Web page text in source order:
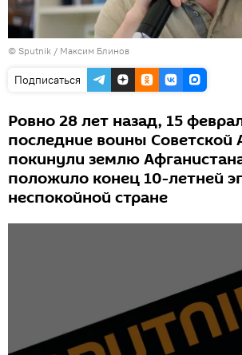
© Sputnik / Максим Блинов
Подписаться
Ровно 28 лет назад, 15
последние воины Советской
покинули землю
положило конец 10-летней
неспокойной стране